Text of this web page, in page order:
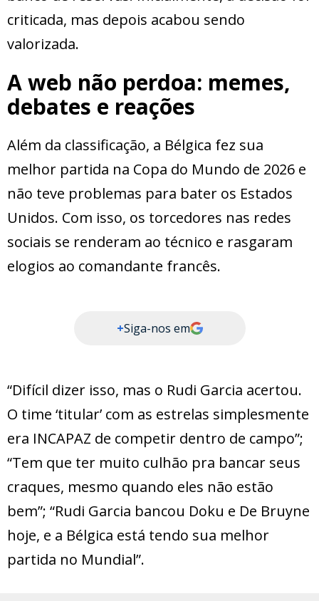
criticada, mas depois acabou sendo
valorizada.
A web não perdoa: memes,
debates e reações
Além da classificação, a Bélgica fez sua
melhor partida na Copa do Mundo de 2026 e
não teve problemas para bater os Estados
Unidos. Com isso, os torcedores nas redes
sociais se renderam ao técnico e rasgaram
elogios ao comandante francês.
+Siga-nos em
“Difícil dizer isso, mas o Rudi Garcia acertou.
O time ‘titular’ com as estrelas simplesmente
era INCAPAZ de competir dentro de campo”;
“Tem que ter muito culhão pra bancar seus
craques, mesmo quando eles não estão
bem”; “Rudi Garcia bancou Doku e De Bruyne
hoje, e a Bélgica está tendo sua melhor
partida no Mundial”.